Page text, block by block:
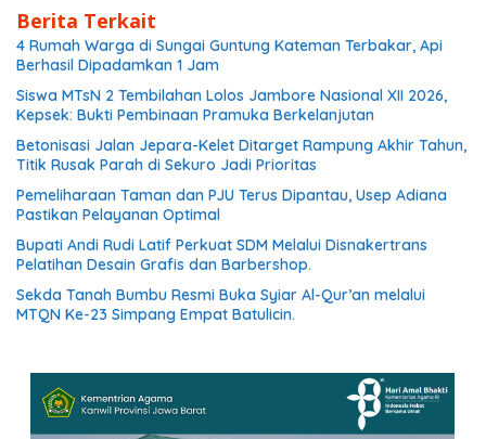
Berita Terkait
4 Rumah Warga di Sungai Guntung Kateman Terbakar, Api
Berhasil Dipadamkan 1 Jam
Siswa MTsN 2 Tembilahan Lolos Jambore Nasional XII 2026,
Kepsek: Bukti Pembinaan Pramuka Berkelanjutan
Betonisasi Jalan Jepara-Kelet Ditarget Rampung Akhir Tahun,
Titik Rusak Parah di Sekuro Jadi Prioritas
Pemeliharaan Taman dan PJU Terus Dipantau, Usep Adiana
Pastikan Pelayanan Optimal
Bupati Andi Rudi Latif Perkuat SDM Melalui Disnakertrans
Pelatihan Desain Grafis dan Barbershop.
Sekda Tanah Bumbu Resmi Buka Syiar Al-Qur’an melalui
MTQN Ke-23 Simpang Empat Batulicin.